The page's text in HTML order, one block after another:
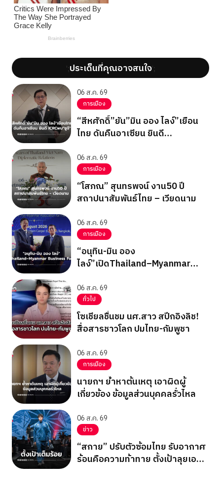
';ประเด็นที่คุณอาจสนใจ';
06 ส.ค. 69
การเมือง
“สีหศักดิ์”ยัน”มิน ออง ไลง์”เยือน
ไทย ดันคืนอาเซียน ยินดี
06 ส.ค. 69
การเมือง
“โสภณ” สุนทรพจน์ งาน50 ปี
สถาปนาสัมพันธ์ไทย – เวียดนาม
06 ส.ค. 69
การเมือง
“อนุทิน-มิน ออง
ไลง์”เปิดThailand–Myanmar
06 ส.ค. 69
ทั่วไป
โซเชียลชื่นชม นศ.สาว สปีกอิงลิช!
สื่อสารชาวโลก ปมไทย-กัมพูชา
06 ส.ค. 69
การเมือง
นายกฯ ย้ำหาต้นเหตุ เอาผิดผู้
เกี่ยวข้อง ข้อมูลส่วนบุคคลรั่วไหล
06 ส.ค. 69
ข่าว
“สกาย” ปรับตัวซ้อมไทย รับอากาศ
ร้อนคือความท้าทาย ตั้งเป้าลุยเอ